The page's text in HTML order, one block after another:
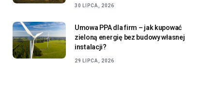
30 LIPCA, 2026
Umowa PPA dla firm – jak kupować
zieloną energię bez budowy własnej
instalacji?
29 LIPCA, 2026